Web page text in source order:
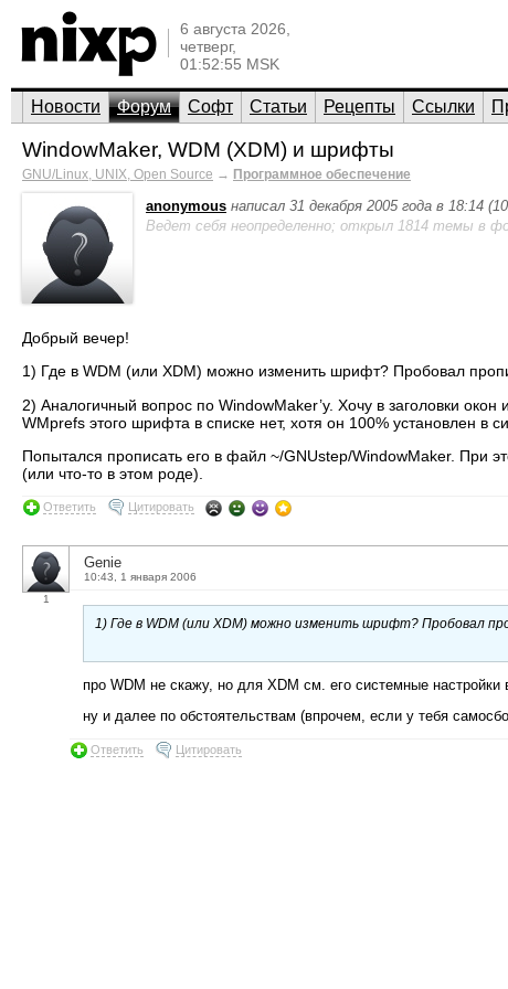
6 августа 2026,
четверг,
01:52:55 MSK
Новости Форум Софт Статьи Рецепты Ссылки
WindowMaker, WDM (XDM) и шрифты
GNU/Linux, UNIX, Open Source → Программное обеспечение
anonymous написал 31 декабря 2005 года в 18:14
Ведет себя неопределенно; открыл 1814 темы в
Добрый вечер!
1) Где в WDM (или XDM) можно изменить шрифт? Пробовал
2) Аналогичный вопрос по WindowMaker’у. Хочу в заголовки
WMprefs этого шрифта в списке нет, хотя он 100% установлен в
Попытался прописать его в файл ~/GNUstep/WindowMaker. При
(или что-то в этом роде).
Ответить Цитировать
1
Genie
10:43, 1 января 2006
1) Где в WDM (или XDM) можно изменить шрифт? Пробовал
про WDM не скажу, но для XDM см. его системные настройки
ну и далее по обстоятельствам (впрочем, если у тебя
Ответить Цитировать